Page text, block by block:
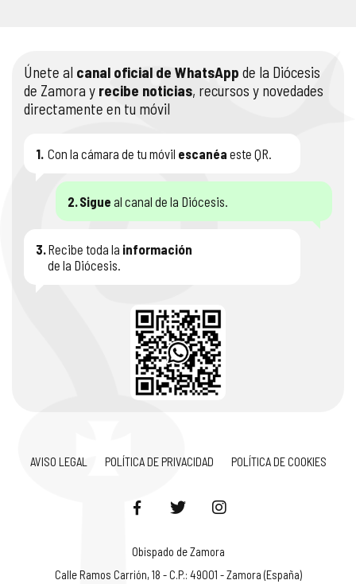
Únete al canal oficial de WhatsApp de la Diócesis
de Zamora y recibe noticias, recursos y novedades
directamente en tu móvil
1. Con la cámara de tu móvil escanéa este QR.
2.Sigue al canal de la Diócesis.
3.Recibe toda la información
de la Diócesis.
AVISO LEGAL POLÍTICA DE PRIVACIDAD POLÍTICA DE COOKIES
Obispado de Zamora
Calle Ramos Carrión, 18 - C.P.: 49001 - Zamora (España)